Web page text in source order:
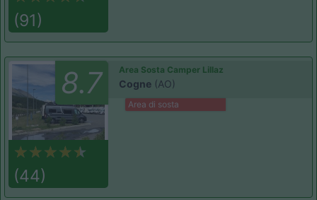
(91)
8.7
(44)
Area Sosta Camper Lillaz
Cogne (AO)
Area di sosta